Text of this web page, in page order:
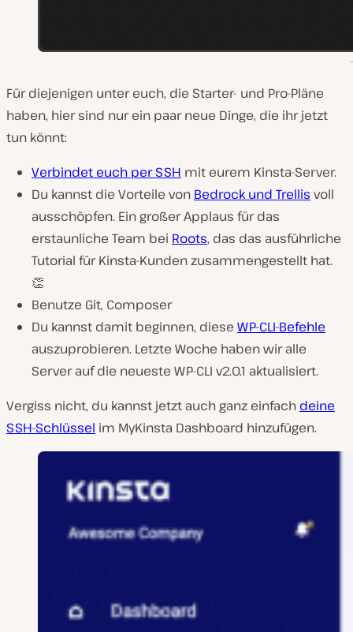
Für diejenigen unter euch, die Starter- und Pro-Pläne
haben, hier sind nur ein paar neue Dinge, die ihr jetzt
tun könnt:
Verbindet euch per SSH mit eurem Kinsta-Server.
Du kannst die Vorteile von Bedrock und Trellis voll
ausschöpfen. Ein großer Applaus für das
erstaunliche Team bei Roots, das das ausführliche
Tutorial für Kinsta-Kunden zusammengestellt hat.
👏
Benutze Git, Composer
Du kannst damit beginnen, diese WP-CLI-Befehle
auszuprobieren. Letzte Woche haben wir alle
Server auf die neueste WP-CLI v2.0.1 aktualisiert.
Vergiss nicht, du kannst jetzt auch ganz einfach deine
SSH-Schlüssel im MyKinsta Dashboard hinzufügen.